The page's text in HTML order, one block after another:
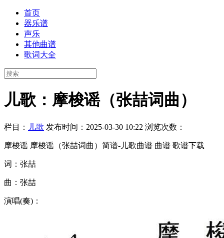
首页
器乐谱
声乐
其他曲谱
歌词大全
儿歌：摩梭谣（张喆词曲）
栏目： 儿歌 发布时间：2025-03-30 10:22 浏览次数：
摩梭谣 摩梭谣（张喆词曲）简谱-儿歌曲谱 曲谱 歌谱下载
词：张喆
曲：张喆
演唱(奏)：